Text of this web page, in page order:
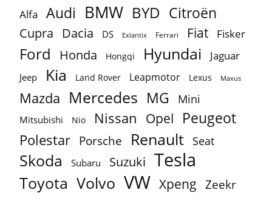
Alfa Audi BMW BYD Citroën
Cupra Dacia DS Exlantix Ferrari Fiat Fisker
Ford Honda Hongqi Hyundai Jaguar
Jeep Kia Land Rover Leapmotor Lexus Maxus
Mazda Mercedes MG Mini
Mitsubishi Nio Nissan Opel Peugeot
Polestar Porsche Renault Seat
Skoda Subaru Suzuki Tesla
Toyota Volvo VW Xpeng Zeekr